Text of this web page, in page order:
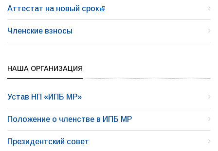
Аттестат на новый срок
Членские взносы
НАША ОРГАНИЗАЦИЯ
Устав НП «ИПБ МР»
Положение о членстве в ИПБ МР
Президентский совет